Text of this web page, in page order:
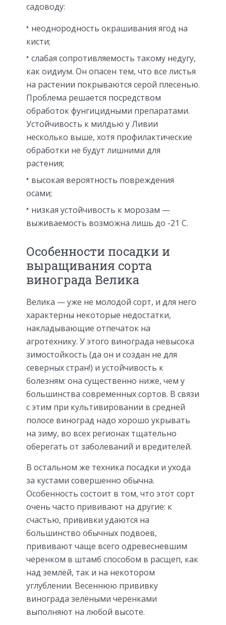
садоводу:
неоднородность окрашивания ягод на
кисти;
слабая сопротивляемость такому недугу,
как оидиум. Он опасен тем, что все листья
на растении покрываются серой плесенью.
Проблема решается посредством
обработок фунгицидными препаратами.
Устойчивость к милдью у Ливии
несколько выше, хотя профилактические
обработки не будут лишними для
растения;
высокая вероятность повреждения
осами;
низкая устойчивость к морозам —
выживаемость возможна лишь до -21 С.
Особенности посадки и
выращивания сорта
винограда Велика
Велика — уже не молодой сорт, и для него
характерны некоторые недостатки,
накладывающие отпечаток на
агротехнику. У этого винограда невысока
зимостойкость (да он и создан не для
северных стран!) и устойчивость к
болезням: она существенно ниже, чем у
большинства современных сортов. В связи
с этим при культивировании в средней
полосе виноград надо хорошо укрывать
на зиму, во всех регионах тщательно
оберегать от заболеваний и вредителей.
В остальном же техника посадки и ухода
за кустами совершенно обычна.
Особенность состоит в том, что этот сорт
очень часто прививают на другие: к
счастью, прививки удаются на
большинство обычных подвоев,
прививают чаще всего одревесневшим
черенком в штамб способом в расщеп, как
над землёй, так и на некотором
углублении. Весеннюю прививку
винограда зелёными черенками
выполняют на любой высоте.